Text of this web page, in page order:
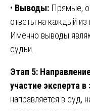
• Выводы: Прямые,
ответы на каждый из
Именно выводы
судьи.
Этап 5:
участие эксперта в
направляется в суд,